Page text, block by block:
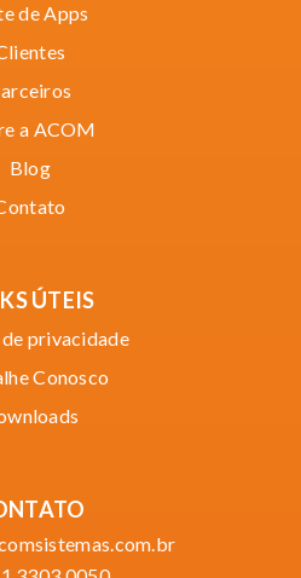
de Apps
a ACOM
Blog
ÚTEIS
privacidade
Conosco